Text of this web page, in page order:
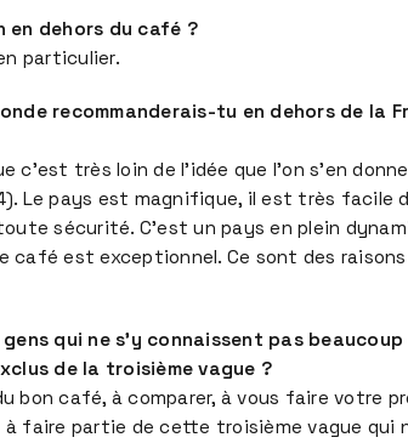
en dehors du café ?
particulier.
recommanderais-tu en dehors de la
c’est très loin de l’idée que l’on s’en
Le pays est magnifique, il est très facile
sécurité. C’est un pays en plein
café est exceptionnel. Ce sont des raisons
qui ne s’y connaissent pas
de la troisième vague ?
bon café, à comparer, à vous faire votre
à faire partie de cette troisième vague qui